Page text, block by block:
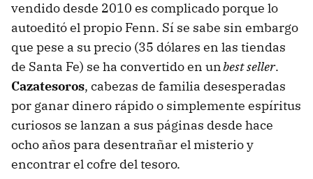
vendido desde 2010 es complicado porque lo
autoeditó el propio Fenn. Sí se sabe sin embargo
que pese a su precio (35 dólares en las tiendas
de Santa Fe) se ha convertido en unbest seller.
Cazatesoros, cabezas de familia desesperadas
por ganar dinero rápido o simplemente espíritus
curiosos se lanzan a sus páginas desde hace
ocho años para desentrañar el misterio y
encontrar el cofre del tesoro.